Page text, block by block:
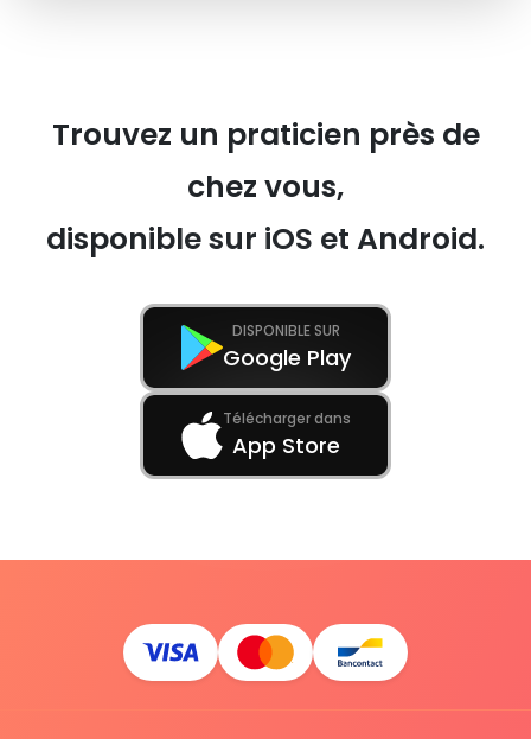
Trouvez un praticien près de
chez vous,
disponible sur iOS et Android.
DISPONIBLE SUR
Google Play
Télécharger dans
App Store